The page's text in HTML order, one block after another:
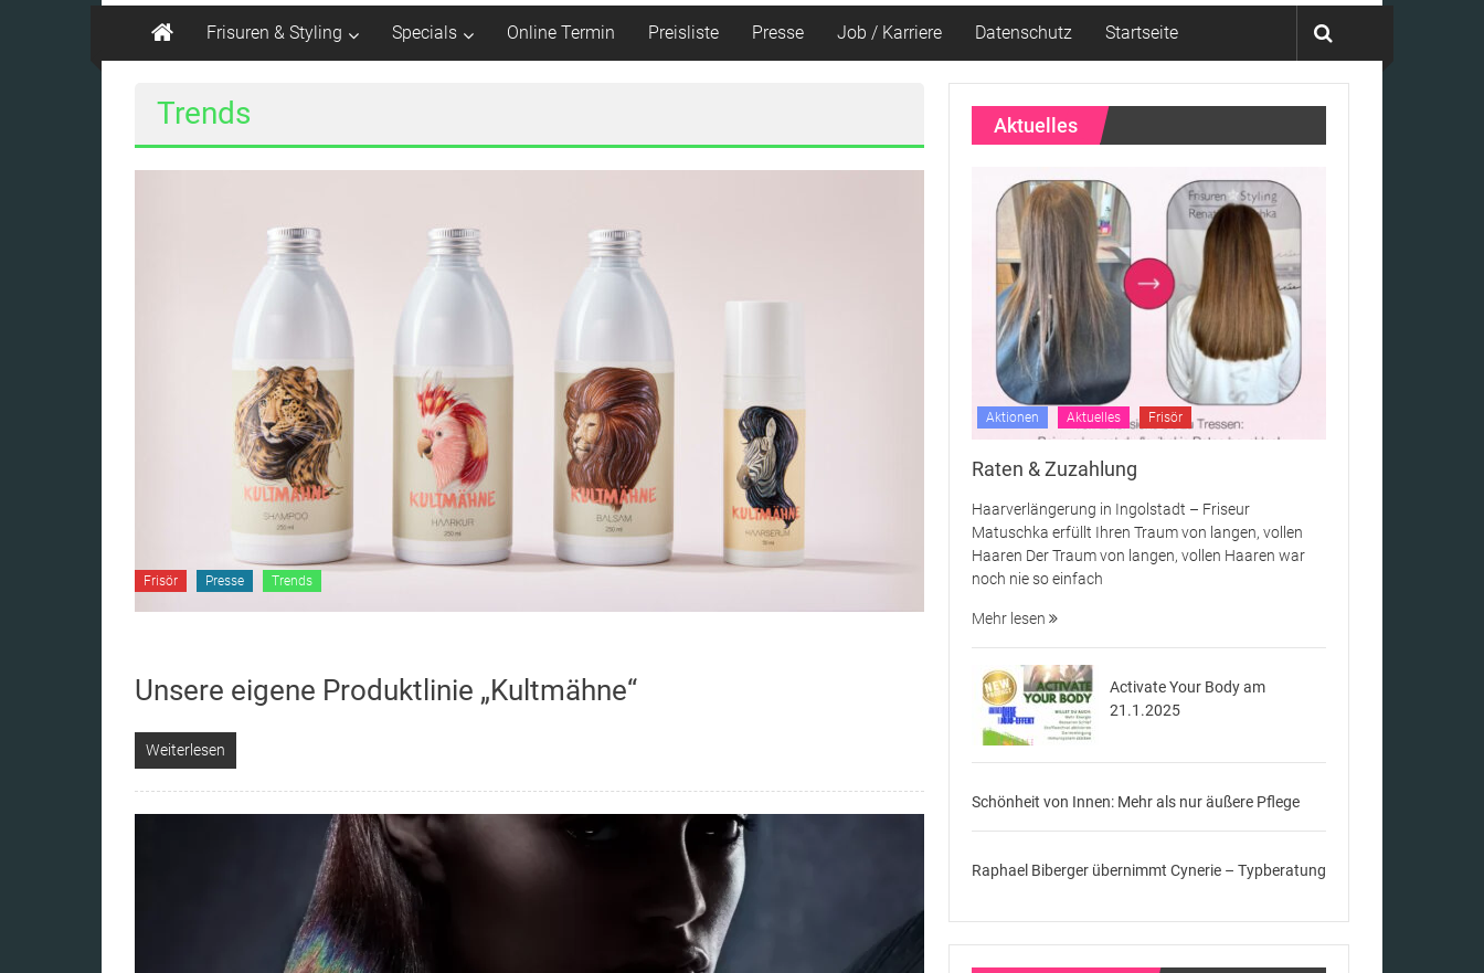
Frisuren & Styling Specials Online Termin Preisliste Presse Job / Karriere Datenschutz Startseite
Trends
Frisör Presse Trends
Unsere eigene Produktlinie „Kultmähne“
Weiterlesen
Aktuelles
Aktionen Aktuelles Frisör
Raten & Zuzahlung
Haarverlängerung in Ingolstadt – Friseur
Matuschka erfüllt Ihren Traum von langen, vollen
Haaren Der Traum von langen, vollen Haaren war
noch nie so einfach
Mehr lesen
Activate Your Body am
21.1.2025
Schönheit von Innen: Mehr als nur äußere Pflege
Raphael Biberger übernimmt Cynerie – Typberatung